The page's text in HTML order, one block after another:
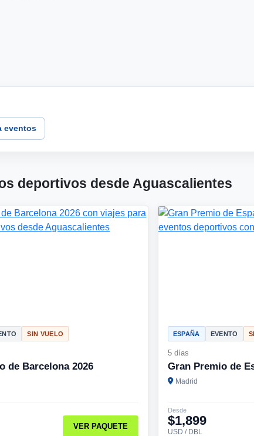
eventos
deportivos desde Aguascalientes
SIN VUELO
de Barcelona 2026
VER PAQUETE
ESPAÑA EVENTO
5 días
Gran Premio de
Madrid
Desde
$1,899
USD / DBL